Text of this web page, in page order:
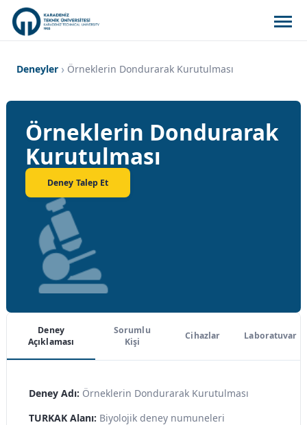
Deneyler Örneklerin Dondurarak Kurutulması
Örneklerin Dondurarak
Kurutulması
Deney Talep Et
Deney
Açıklaması
Sorumlu
Kişi
Cihazlar Laboratuvar
Deney Adı: Örneklerin Dondurarak Kurutulması
TURKAK Alanı: Biyolojik deney numuneleri